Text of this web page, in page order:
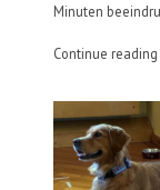
Minuten
Continue reading